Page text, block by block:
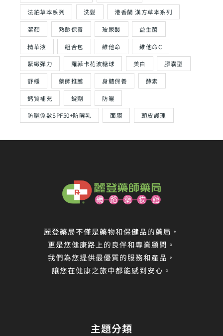
法鉑草本系列 洗髮 港香蘭 漢方草本系列
潔顏 熟齡保養 玻尿酸 益生菌
精華液 組合包 維他命 維他命C
緊緻彈力 羅菲卡花波糖球 美白 膠囊型
舒緩 藥師推薦 身體保養 酵素
鈣質補充 錠劑 防曬
防曬係數SPF50+防曬乳 面膜 頭皮護理
麗登藥局不僅是藥物和保健品的藥局，
更是您健康路上的良伴和專業顧問。
我們為您提供最優質的服務和產品，
讓您在健康之旅中都能感到安心。
主題分類